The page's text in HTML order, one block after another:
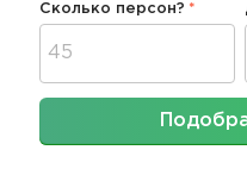
Сколько персон?